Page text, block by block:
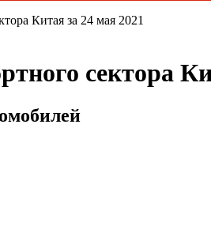
Китая за 24 мая 2021
сектора